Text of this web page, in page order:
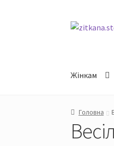
Перейти
Перейти
Жінкам
Головна